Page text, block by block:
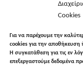
Cookies
Για να παρέχουμε την
cookies για την
Η συγκατάθεση για τις εν
επεξεργαστούμε δεδομένα
(14)
κρούσματα κορονοϊού
σπυροπουλος(7) υγεια